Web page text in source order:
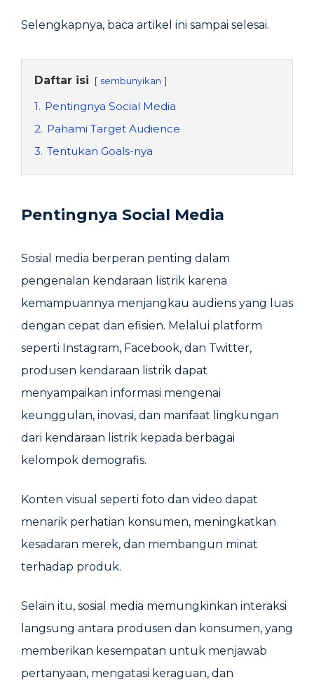
Selengkapnya, baca artikel ini sampai selesai.
Daftar isi sembunyikan
1. Pentingnya Social Media
2. Pahami Target Audience
3. Tentukan Goals-nya
Pentingnya Social Media
Sosial media berperan penting dalam
pengenalan kendaraan listrik karena
kemampuannya menjangkau audiens yang luas
dengan cepat dan efisien. Melalui platform
seperti Instagram, Facebook, dan Twitter,
produsen kendaraan listrik dapat
menyampaikan informasi mengenai
keunggulan, inovasi, dan manfaat lingkungan
dari kendaraan listrik kepada berbagai
kelompok demografis.
Konten visual seperti foto dan video dapat
menarik perhatian konsumen, meningkatkan
kesadaran merek, dan membangun minat
terhadap produk.
Selain itu, sosial media memungkinkan interaksi
langsung antara produsen dan konsumen, yang
memberikan kesempatan untuk menjawab
pertanyaan, mengatasi keraguan, dan